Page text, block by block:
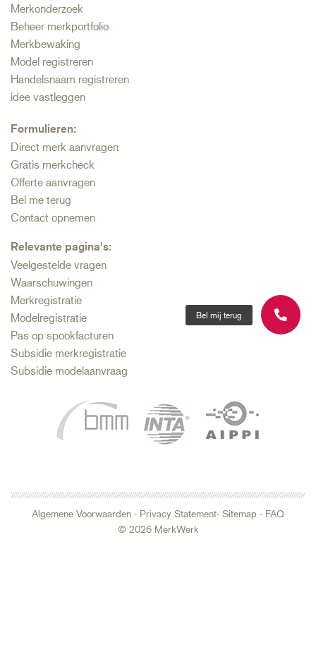
Merkonderzoek
Beheer merkportfolio
Merkbewaking
Model registreren
Handelsnaam registreren
idee vastleggen
Formulieren:
Direct merk aanvragen
Gratis merkcheck
Offerte aanvragen
Bel me terug
Contact opnemen
Relevante pagina's:
Veelgestelde vragen
Waarschuwingen
Merkregistratie
Modelregistratie
Pas op spookfacturen
Subsidie merkregistratie
Subsidie modelaanvraag
Algemene Voorwaarden - Privacy Statement- Sitemap - FAQ
© 2026 MerkWerk
Bel mij terug